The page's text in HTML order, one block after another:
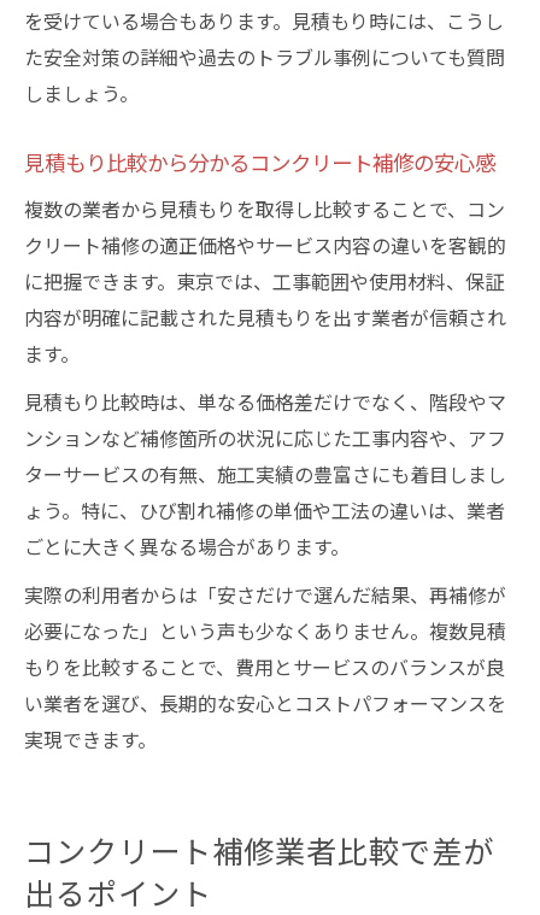
を受けている場合もあります。見積もり時には、こうし
た安全対策の詳細や過去のトラブル事例についても質問
しましょう。
見積もり比較から分かるコンクリート補修の安心感
複数の業者から見積もりを取得し比較することで、コン
クリート補修の適正価格やサービス内容の違いを客観的
に把握できます。東京では、工事範囲や使用材料、保証
内容が明確に記載された見積もりを出す業者が信頼され
ます。
見積もり比較時は、単なる価格差だけでなく、階段やマ
ンションなど補修箇所の状況に応じた工事内容や、アフ
ターサービスの有無、施工実績の豊富さにも着目しまし
ょう。特に、ひび割れ補修の単価や工法の違いは、業者
ごとに大きく異なる場合があります。
実際の利用者からは「安さだけで選んだ結果、再補修が
必要になった」という声も少なくありません。複数見積
もりを比較することで、費用とサービスのバランスが良
い業者を選び、長期的な安心とコストパフォーマンスを
実現できます。
コンクリート補修業者比較で差が
出るポイント